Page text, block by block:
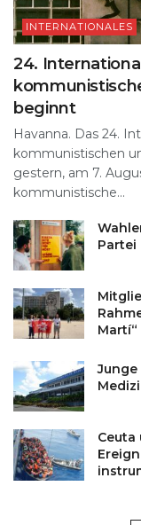
INTERNATIONALES
24.
beginnt
Havanna. Das 24.
kommunistischen
gestern, am 7.
kommunistische...
Martí“
Ceuta